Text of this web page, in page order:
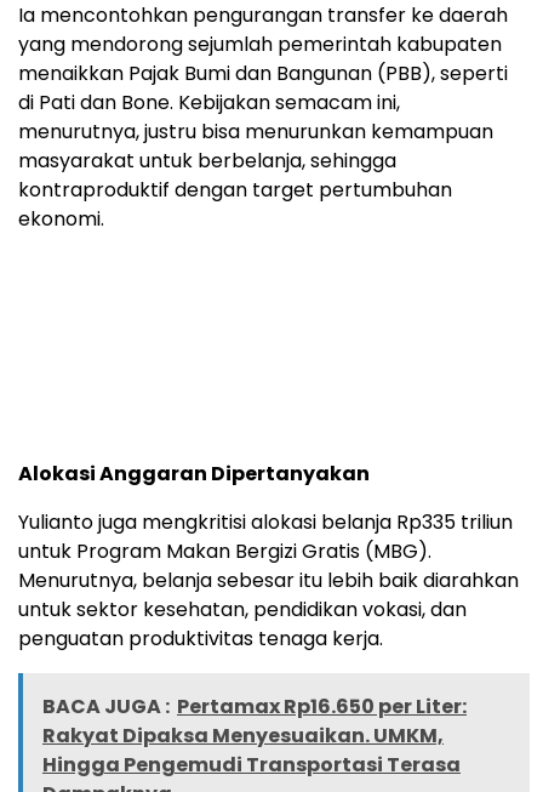
Ia mencontohkan pengurangan transfer ke daerah
yang mendorong sejumlah pemerintah kabupaten
menaikkan Pajak Bumi dan Bangunan (PBB), seperti
di Pati dan Bone. Kebijakan semacam ini,
menurutnya, justru bisa menurunkan kemampuan
masyarakat untuk berbelanja, sehingga
kontraproduktif dengan target pertumbuhan
ekonomi.
Alokasi Anggaran Dipertanyakan
Yulianto juga mengkritisi alokasi belanja Rp335 triliun
untuk Program Makan Bergizi Gratis (MBG).
Menurutnya, belanja sebesar itu lebih baik diarahkan
untuk sektor kesehatan, pendidikan vokasi, dan
penguatan produktivitas tenaga kerja.
BACA JUGA : Pertamax Rp16.650 per Liter:
Rakyat Dipaksa Menyesuaikan. UMKM,
Hingga Pengemudi Transportasi Terasa